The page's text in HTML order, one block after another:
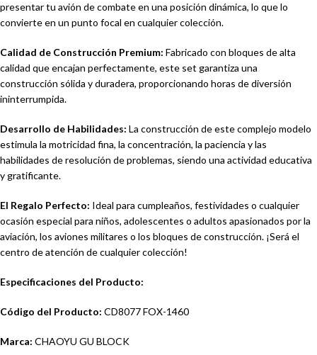
presentar tu avión de combate en una posición dinámica, lo que lo
convierte en un punto focal en cualquier colección.
Calidad de Construcción Premium: Fabricado con bloques de alta
calidad que encajan perfectamente, este set garantiza una
construcción sólida y duradera, proporcionando horas de diversión
ininterrumpida.
Desarrollo de Habilidades: La construcción de este complejo modelo
estimula la motricidad fina, la concentración, la paciencia y las
habilidades de resolución de problemas, siendo una actividad educativa
y gratificante.
El Regalo Perfecto: Ideal para cumpleaños, festividades o cualquier
ocasión especial para niños, adolescentes o adultos apasionados por la
aviación, los aviones militares o los bloques de construcción. ¡Será el
centro de atención de cualquier colección!
Especificaciones del Producto:
Código del Producto: CD8077 FOX-1460
Marca: CHAOYU GU BLOCK